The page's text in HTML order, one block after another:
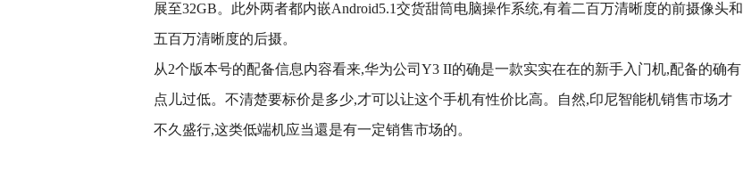
展至32GB。此外两者都内嵌Android5.1交货甜筒电脑操作系统,有着二百万清晰度的前摄像头和
五百万清晰度的后摄。
从2个版本号的配备信息内容看来,华为公司Y3 II的确是一款实实在在的新手入门机,配备的确有
点儿过低。不清楚要标价是多少,才可以让这个手机有性价比高。自然,印尼智能机销售市场才
不久盛行,这类低端机应当還是有一定销售市场的。